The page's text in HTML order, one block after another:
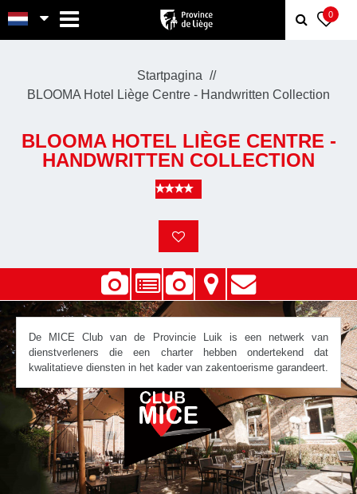
0
Startpagina
BLOOMA Hotel Liège Centre - Handwritten Collection
BLOOMA HOTEL LIÈGE CENTRE -
HANDWRITTEN COLLECTION
De MICE Club van de Provincie Luik is een netwerk van
dienstverleners die een charter hebben ondertekend dat
kwalitatieve diensten in het kader van zakentoerisme garandeert.